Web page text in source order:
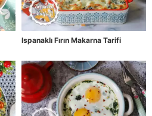
Ispanaklı Fırın Makarna Tarifi